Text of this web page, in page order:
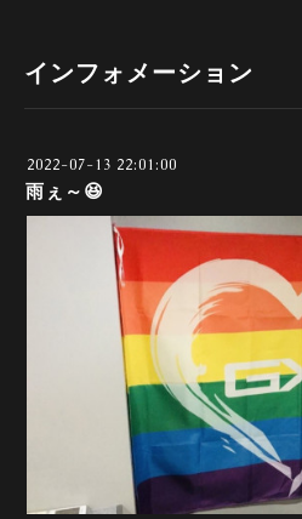
インフォメーション
2022-07-13 22:01:00
雨ぇ～😆